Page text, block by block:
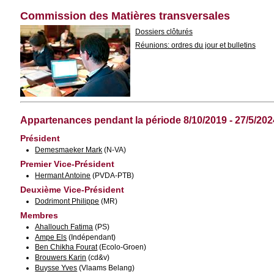
Commission des Matières transversales
Dossiers clôturés
Réunions: ordres du jour et bulletins
Appartenances pendant la période 8/10/2019 - 27/5/
Président
Demesmaeker Mark (N-VA)
Premier Vice-Président
Hermant Antoine (PVDA-PTB)
Deuxième Vice-Président
Dodrimont Philippe (MR)
Membres
Ahallouch Fatima (PS)
Ampe Els (Indépendant)
Ben Chikha Fourat(Ecolo-Groen)
Brouwers Karin (cd&v)
Buysse Yves (Vlaams Belang)